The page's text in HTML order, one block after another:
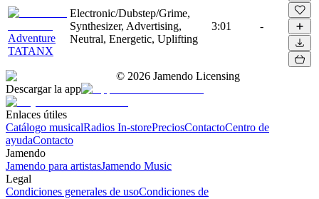
Adventure
TATANX
Electronic/Dubstep/Grime,
Synthesizer, Advertising,
Neutral, Energetic, Uplifting
3:01 -
© 2026 Jamendo Licensing
Descargar la app
Enlaces útiles
Catálogo musicalRadios In-storePreciosContactoCentro de
ayudaContacto
Jamendo
Jamendo para artistasJamendo Music
Legal
Condiciones generales de usoCondiciones de